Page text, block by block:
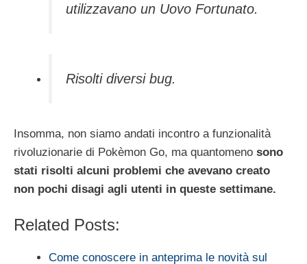
utilizzavano un Uovo Fortunato.
Risolti diversi bug.
Insomma, non siamo andati incontro a funzionalità
rivoluzionarie di Pokèmon Go, ma quantomeno sono
stati risolti alcuni problemi che avevano creato
non pochi disagi agli utenti in queste settimane.
Related Posts:
Come conoscere in anteprima le novità sul